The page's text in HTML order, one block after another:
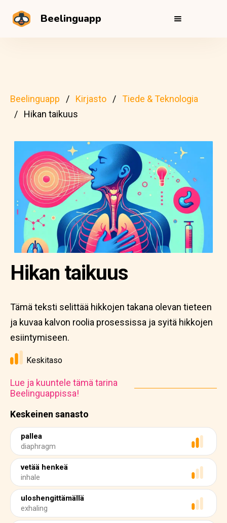
Beelinguapp
Beelinguapp Kirjasto
Tiede & Teknologia
Hikan taikuus
Keskeinen sanasto
pallea
diaphragm
vetää henkeä
inhale
uloshengittämällä
exhaling
Hikan taikuus
Tämä teksti selittää hikkojen takana olevan tieteen
ja kuvaa kalvon roolia prosessissa ja syitä hikkojen
esiintymiseen.
Keskitaso
Lue ja kuuntele tämä tarina
Beelinguappissa!